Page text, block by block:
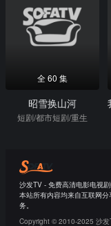
全 60 集
昭雪换山河
短剧/都市短剧/重生
沙发TV - 免费高清电影电视剧
本站所有内容均来自互联网
务。
Copyright © 2010-2025 沙